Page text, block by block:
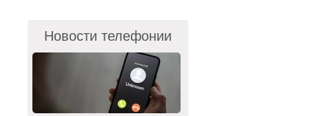
Новости телефонии